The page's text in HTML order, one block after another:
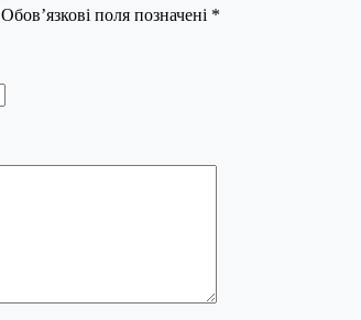
Обов’язкові поля позначені *